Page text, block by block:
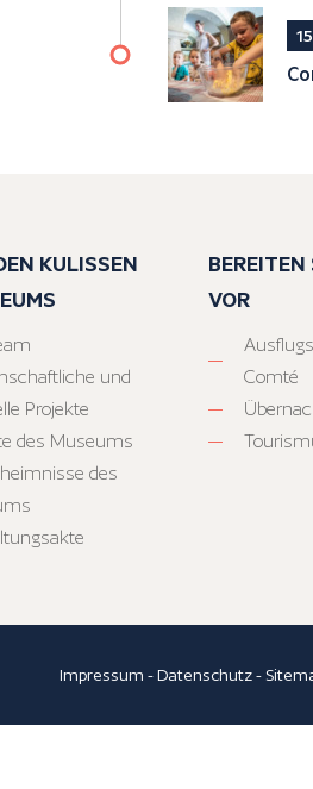
KULISSEN
und
Projekte
des Museums
des
BEREITEN
VOR
Comté
Impressum -Datenschutz-